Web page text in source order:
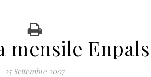
mensile Enpals
25 Settembre 2007